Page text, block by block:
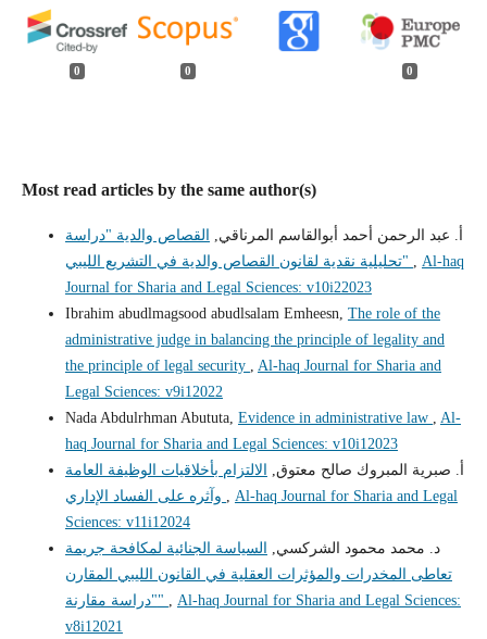
0 0 0
Most read articles by the same author(s)
أ. عبد الرحمن أحمد أبوالقاسم المرناقي, القصاص والدية "دراسة
تحليلية نقدية لقانون القصاص والدية في التشريع الليبي"
Al-haq
Journal for Sharia and Legal Sciences: v10i22023
Ibrahim abudlmagsood abudlsalam Emheesn, The role of the
administrative judge in balancing the principle of legality and
the principle of legal security
Al-haq Journal for Sharia and
Legal Sciences: v9i12022
Nada Abdulrhman Abututa, Evidence in administrative law
Al-
haq Journal for Sharia and Legal Sciences: v10i12023
أ‌. صبرية المبروك صالح معتوق, الالتزام بأخلاقيات الوظيفة العامة
Al-haq Journal for Sharia and Legal
Sciences: v11i12024
د. محمد محمود الشركسي, السياسة الجنائية لمكافحة جريمة
تعاطى المخدرات والمؤثرات العقلية في القانون الليبي المقارن
"دراسة مقارنة"
Al-haq Journal for Sharia and Legal Sciences:
v8i12021